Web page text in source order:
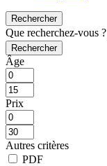
Rechercher
Que recherchez-vous ?
Rechercher
Âge
Prix
Autres critères
PDF